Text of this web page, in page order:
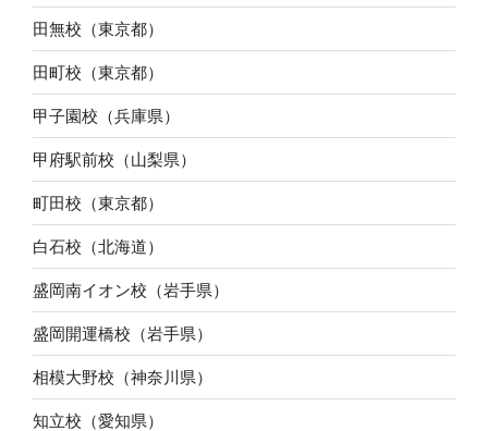
田無校（東京都）
田町校（東京都）
甲子園校（兵庫県）
甲府駅前校（山梨県）
町田校（東京都）
白石校（北海道）
盛岡南イオン校（岩手県）
盛岡開運橋校（岩手県）
相模大野校（神奈川県）
知立校（愛知県）